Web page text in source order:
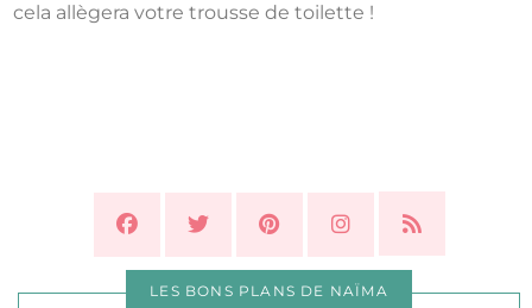
cela allègera votre trousse de toilette !
LES BONS PLANS DE NAÏMA